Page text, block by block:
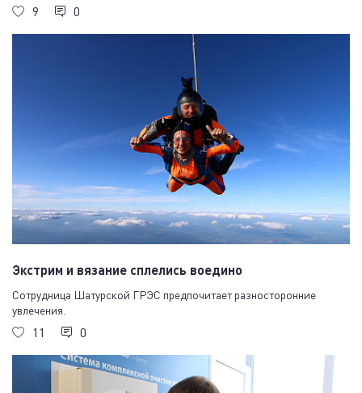
9 0
Экстрим и вязание сплелись воедино
Сотрудница Шатурской ГРЭС предпочитает разносторонние
увлечения.
11 0